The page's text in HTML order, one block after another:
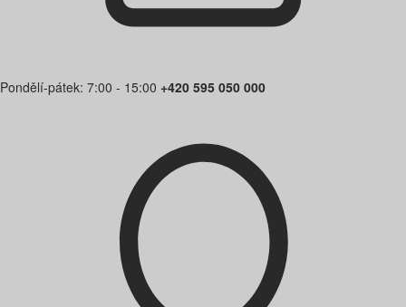
Pondělí-pátek: 7:00 - 15:00 +420 595 050 000